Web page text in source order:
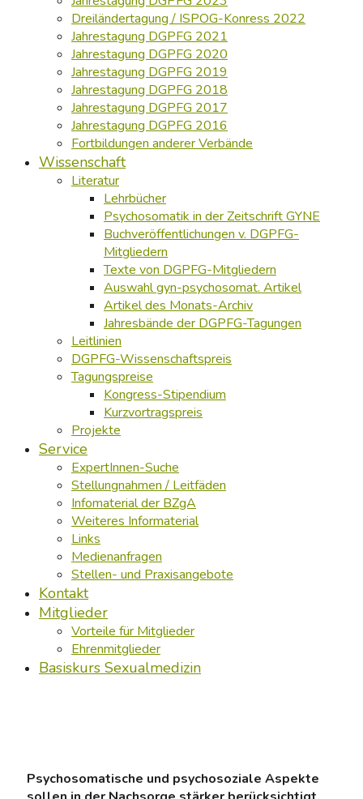
Dreiländertagung / ISPOG-Konress 2022
Jahrestagung DGPFG 2021
Jahrestagung DGPFG 2020
Jahrestagung DGPFG 2019
Jahrestagung DGPFG 2018
Jahrestagung DGPFG 2017
Jahrestagung DGPFG 2016
Fortbildungen anderer Verbände
Wissenschaft
Literatur
Lehrbücher
Psychosomatik in der Zeitschrift GYNE
Buchveröffentlichungen v. DGPFG-
Mitgliedern
Texte von DGPFG-Mitgliedern
Auswahl gyn-psychosomat. Artikel
Artikel des Monats-Archiv
Jahresbände der DGPFG-Tagungen
Leitlinien
DGPFG-Wissenschaftspreis
Tagungspreise
Kongress-Stipendium
Kurzvortragspreis
Projekte
Service
ExpertInnen-Suche
Stellungnahmen / Leitfäden
Infomaterial der BZgA
Weiteres Informaterial
Links
Medienanfragen
Stellen- und Praxisangebote
Kontakt
Mitglieder
Vorteile für Mitglieder
Ehrenmitglieder
Basiskurs Sexualmedizin
Psychosomatische und psychosoziale Aspekte